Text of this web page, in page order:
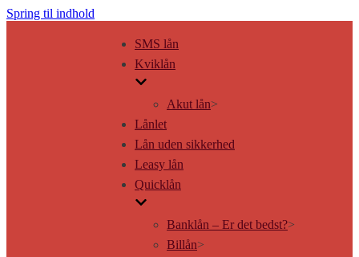
Spring til indhold
SMS lån
Kviklån
Akut lån>
Lånlet
Lån uden sikkerhed
Leasy lån
Quicklån
Banklån – Er det bedst?>
Billån>